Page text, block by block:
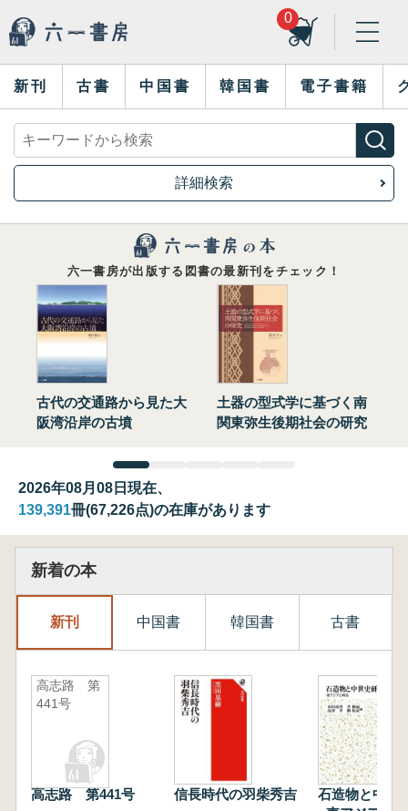
0
新刊 古書 中国書 韓国書 電子書籍
詳細検索
六一書房が出版する図書の最新刊をチェック！
古代の交通路から見た大
阪湾沿岸の古墳
土器の型式学に基づく南
関東弥生後期社会の研究
2026年08月08日現在、
139,391冊(67,226点)の在庫があります
新着の本
新刊 中国書 韓国書 古書
高志路 第
441号
高志路 第441号 信長時代の羽柴秀吉
石造物と中世